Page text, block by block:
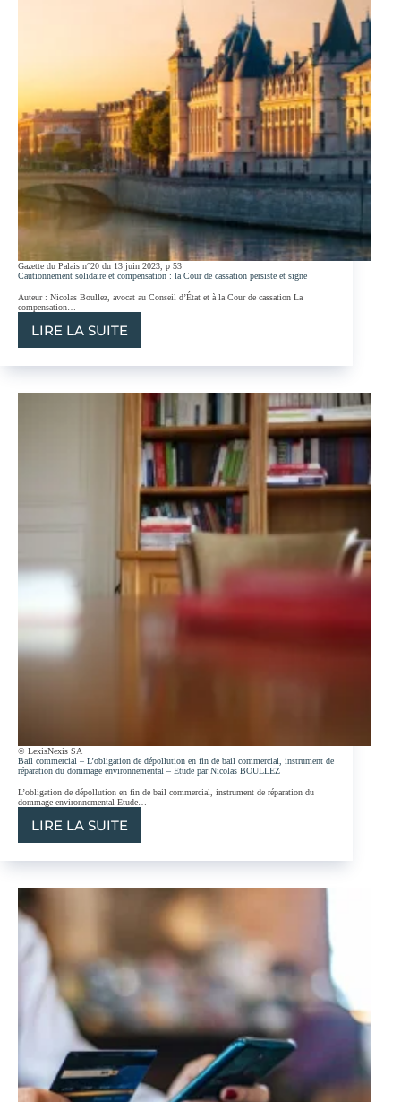
ET
INTERRUPTION
Gazette du Palais n°20 du 13 juin 2023, p 53
Cautionnement solidaire et compensation : la Cour de cassation persiste et signe
Auteur : Nicolas Boullez, avocat au Conseil d’État et à la Cour de cassation La
compensation…
LIRE LA SUITECAUTIONNEMENT
ET
CASSATION
© LexisNexis SA
Bail commercial – L’obligation de dépollution en fin de bail commercial, instrument de
réparation du dommage environnemental – Etude par Nicolas BOULLEZ
L’obligation de dépollution en fin de bail commercial, instrument de réparation du
dommage environnemental Etude…
LIRE LA SUITE
BAIL
–
L’OBLIGATION
DÉPOLLUTION
FIN
DE
BAIL
COMMERCIAL,
INSTRUMENT
DE
RÉPARATION
DU
DOMMAGE